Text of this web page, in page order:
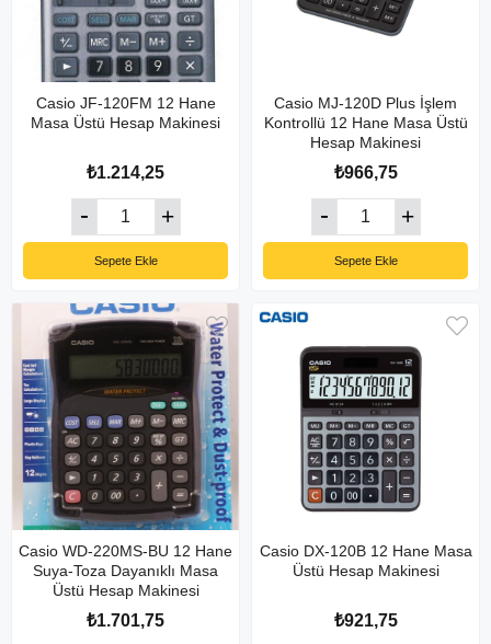
Casio JF-120FM 12 Hane
Masa Üstü Hesap Makinesi
₺1.214,25
Sepete Ekle
Casio MJ-120D Plus İşlem
Kontrollü 12 Hane Masa Üstü
Hesap Makinesi
₺966,75
Sepete Ekle
Casio WD-220MS-BU 12 Hane
Suya-Toza Dayanıklı Masa
Üstü Hesap Makinesi
₺1.701,75
Casio DX-120B 12 Hane Masa
Üstü Hesap Makinesi
₺921,75